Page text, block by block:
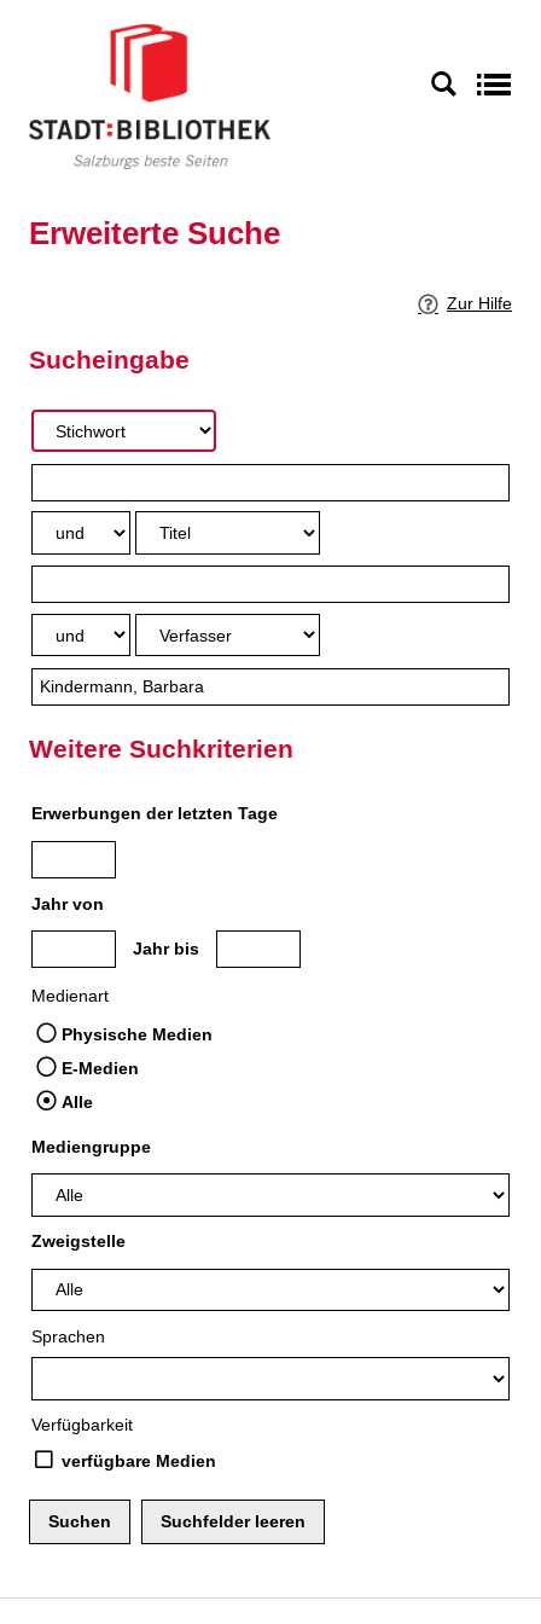
Erweiterte Suche
Zur Hilfe
Sucheingabe
Weitere Suchkriterien
Erwerbungen der letzten Tage
Jahr von
Medien anzeigen, die nach dem Jahr veröffentlicht wurden
Jahr bis
Medienart
Physische Medien
E-Medien
Alle
Mediengruppe
Zweigstelle
Sprachen
Verfügbarkeit
verfügbare Medien